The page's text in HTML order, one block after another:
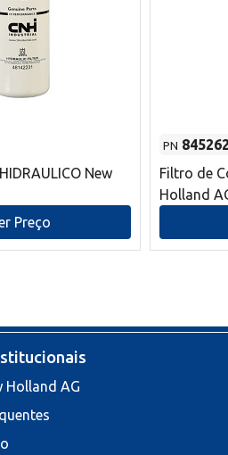
New
Preço
PN
Filtro de
Holland
Holland AG